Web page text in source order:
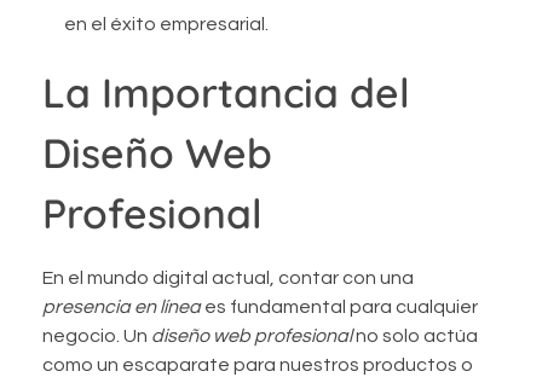
en el éxito empresarial.
La Importancia del
Diseño Web
Profesional
En el mundo digital actual, contar con una
presencia en líneaes fundamental para cualquier
negocio. Un diseño web profesionalno solo actúa
como un escaparate para nuestros productos o